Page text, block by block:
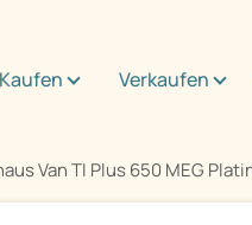
Kaufen Verkaufen
Van TI Plus 650 MEG